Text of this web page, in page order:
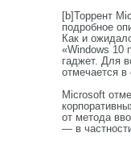
[b]Торрент
подробное
Как и
«Windows 10
гаджет. Для
отмечается
Microsoft
от метода
— в